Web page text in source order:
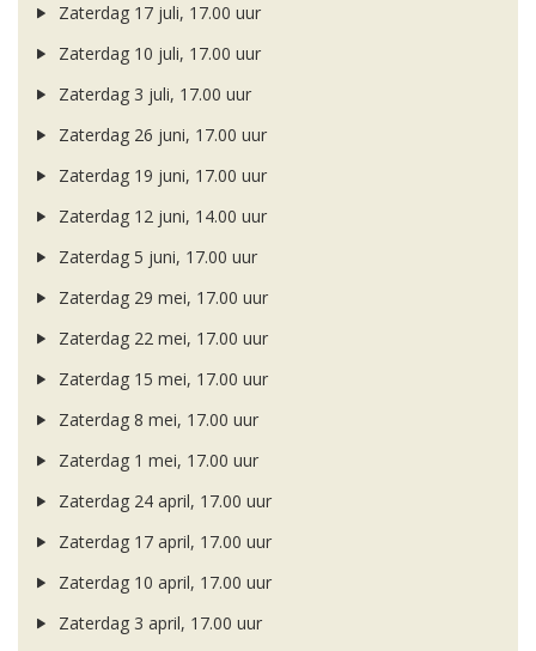
Zaterdag 17 juli, 17.00 uur
Zaterdag 10 juli, 17.00 uur
Zaterdag 3 juli, 17.00 uur
Zaterdag 26 juni, 17.00 uur
Zaterdag 19 juni, 17.00 uur
Zaterdag 12 juni, 14.00 uur
Zaterdag 5 juni, 17.00 uur
Zaterdag 29 mei, 17.00 uur
Zaterdag 22 mei, 17.00 uur
Zaterdag 15 mei, 17.00 uur
Zaterdag 8 mei, 17.00 uur
Zaterdag 1 mei, 17.00 uur
Zaterdag 24 april, 17.00 uur
Zaterdag 17 april, 17.00 uur
Zaterdag 10 april, 17.00 uur
Zaterdag 3 april, 17.00 uur